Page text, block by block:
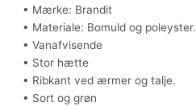
• Mærke: Brandit
• Materiale: Bomuld og poleyster.
• Vanafvisende
• Stor hætte
• Ribkant ved ærmer og talje.
• Sort og grøn